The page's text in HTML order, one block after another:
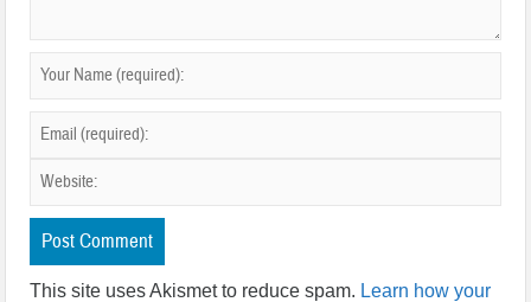
This site uses Akismet to reduce spam. Learn how your